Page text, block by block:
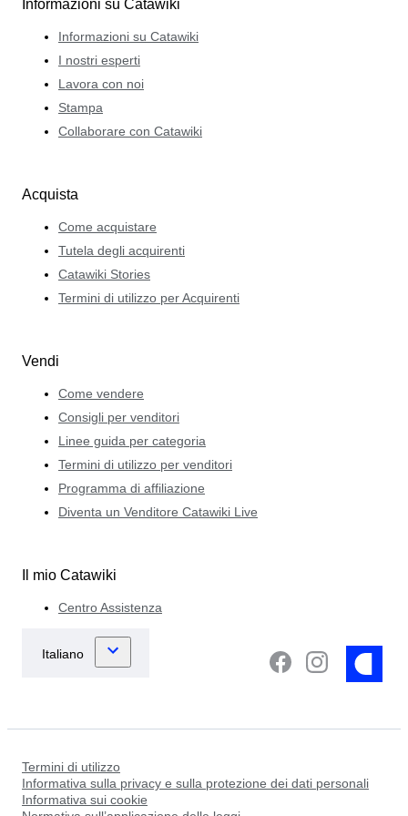
Informazioni su Catawiki
Informazioni su Catawiki
I nostri esperti
Lavora con noi
Stampa
Collaborare con Catawiki
Acquista
Come acquistare
Tutela degli acquirenti
Catawiki Stories
Termini di utilizzo per Acquirenti
Vendi
Come vendere
Consigli per venditori
Linee guida per categoria
Termini di utilizzo per venditori
Programma di affiliazione
Diventa un Venditore Catawiki Live
Il mio Catawiki
Centro Assistenza
Termini di utilizzo
Informativa sulla privacy e sulla protezione dei dati personali
Informativa sui cookie